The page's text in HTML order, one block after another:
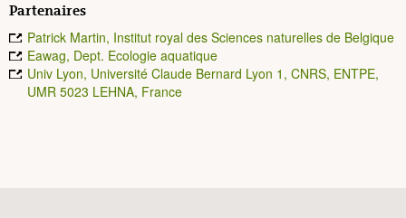
Partenaires
Patrick Martin, Institut royal des Sciences naturelles de Belgique
Eawag, Dept. Ecologie aquatique
Univ Lyon, Université Claude Bernard Lyon 1, CNRS, ENTPE,
UMR 5023 LEHNA, France